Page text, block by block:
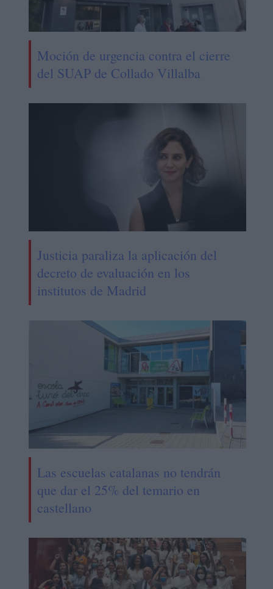
Moción de urgencia contra el cierre
del SUAP de Collado Villalba
Justicia paraliza la aplicación del
decreto de evaluación en los
institutos de Madrid
Las escuelas catalanas no tendrán
que dar el 25% del temario en
castellano